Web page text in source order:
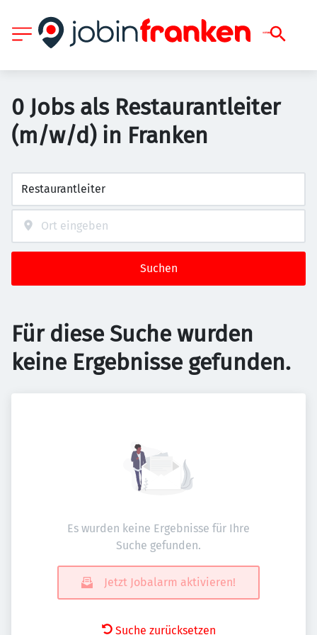
0 Jobs als Restaurantleiter
(m/w/d) in Franken
Suchen
Für diese Suche wurden
keine Ergebnisse gefunden.
Es wurden keine Ergebnisse für Ihre
Suche gefunden.
Jetzt Jobalarm aktivieren!
Suche zurücksetzen